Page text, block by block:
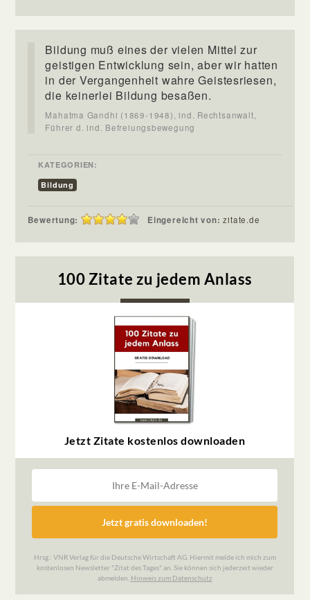
Bildung muß eines der vielen Mittel zur
geistigen Entwicklung sein, aber wir hatten
in der Vergangenheit wahre Geistesriesen,
die keinerlei Bildung besaßen.
Mahatma Gandhi (1869-1948), ind. Rechtsanwalt,
Führer d. ind. Befreiungsbewegung
KATEGORIEN:
Bildung
Bewertung: Eingereicht von:zitate.de